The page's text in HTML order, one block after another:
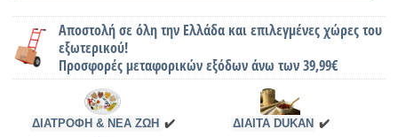
Αποστολή σε όλη την Ελλάδα και επιλεγμένες χώρες του
εξωτερικού!
Προσφορές μεταφορικών εξόδων άνω των 39,99€
ΔΙΑΤΡΟΦΗ & ΝΕΑ ΖΩΗ ✔️ ΔΙΑΙΤΑ DUKAN ✔️